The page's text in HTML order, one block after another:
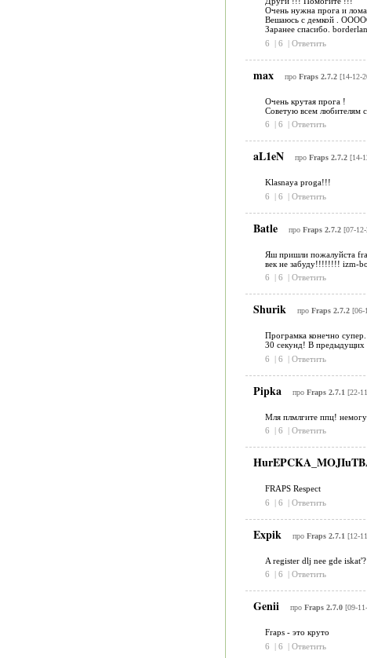
Очень нужна прога и
Вешаюсь с демкой .
Заранее спасибо.
6
| 6 | Ответить
max про Fraps 2.7.2[14-12-
Очень крутая прога !
Советую всем любителям
6
| 6 | Ответить
aL1eN про Fraps 2.7.2[14-
Klasnaya proga!!!
6
| 6 | Ответить
Batle про Fraps 2.7.2[07-12-
Яш пришли пожалуйста
век не забуду!!!!!!!! izm-
6
| 6 | Ответить
Shurik про Fraps 2.7.2[06-
Програмка конечно
30 секунд! В предыдущих
6
| 6 | Ответить
Pipka про Fraps 2.7.1 [22-
Мля плмлгите ппц! немогу
6
| 6 | Ответить
FRAPS Respect
6
| 6 | Ответить
Expik про Fraps 2.7.1 [12-
A register dlj nee gde iskat'?
6
| 6 | Ответить
Genii про Fraps 2.7.0[09-
Fraps - это круто
6
| 6 | Ответить